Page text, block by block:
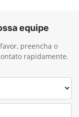
equipe
preencha o
rapidamente.